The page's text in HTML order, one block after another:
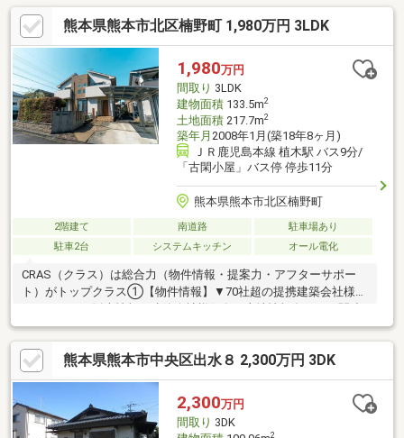
えられます。〈太陽光発電システム〉電気は家で作る時代。停電
への備えとしても安心です。〈駐車場３台以上〉来客時も困ら
ず、荷物の積み下ろしも楽々。【内覧ツアー】 熊本県全域の気に
なる物件を全て弊社でまとめてご内覧いただけます水曜日や１８
時以降、お仕事終わりの内覧も柔軟に対応！物件選びからお引渡
しまで『ハウスドゥ熊本桜町』が全力でサポートします
熊本県熊本市北区楠野町 1,980万円 3LDK
1,980万円
間取り 3LDK
建物面積133.5m2
土地面積217.7m2
築年月 2008年1月(築18年8ヶ月)
ＪＲ鹿児島本線 植木駅 バス9分/
「古閑小屋」バス停 停歩11分
熊本県熊本市北区楠野町
2階建て 南道路
駐車場あり
駐車2台
システムキッチン オール電化
CRAS（クラス）は総合力（物件情報・提案力・アフターサポー
ト）がトップクラス①【物件情報】▼70社超の提携建築会社様モ
会社の新着・未公開物件情報②【提案力】▼住宅ローン金融機関
様の比較や住宅ローンの審査のコツも把握！▼後悔しないための
ライフプランシミュレーションFPへの家計の見直し相談も可能！
【アフターサポート】▼税金面等のアドバイス資金贈与（援助）
や住宅ローン控除のご案内やご相談もお任せ！▼お引渡し後のア
フターサポートお引渡し後のメンテナンス（リフォーム）、将来
的な売却・賃貸等の運用サポート！
熊本県熊本市中央区出水８ 2,300万円 3DK
2,300万円
間取り 3DK
2